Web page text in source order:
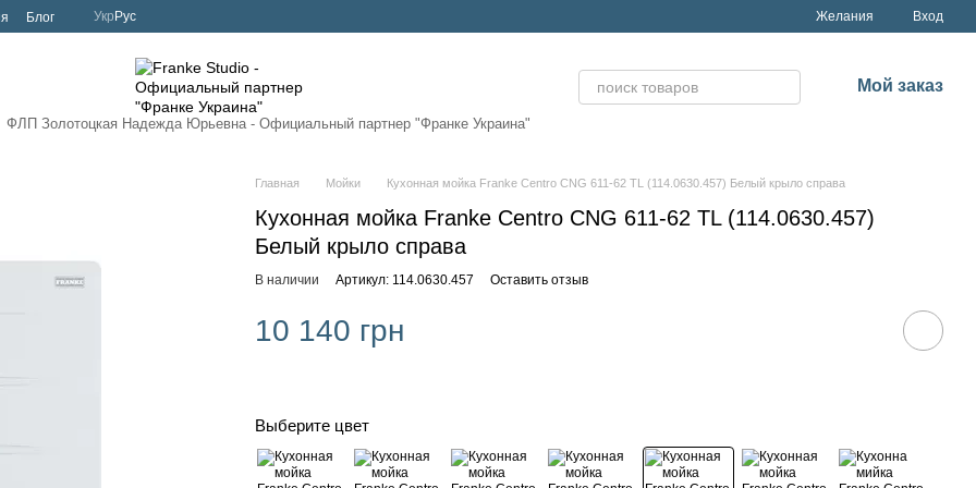
Блог Укр Рус Желания Вход
ФЛП Золотоцкая Надежда Юрьевна - Официальный партнер "Франке Украина"
Мой заказ
Главная Мойки Кухонная мойка Franke Centro CNG 611-62 TL (114.0630.457) Белый крыло справа
Кухонная мойка Franke Centro CNG 611-62 TL (114.0630.457)
Белый крыло справа
В наличии Артикул: 114.0630.457 Оставить отзыв
10 140 грн
Выберите цвет